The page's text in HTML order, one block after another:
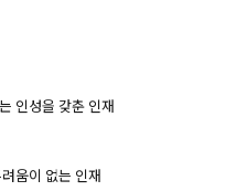
인성을 갖춘 인재
움이 없는 인재